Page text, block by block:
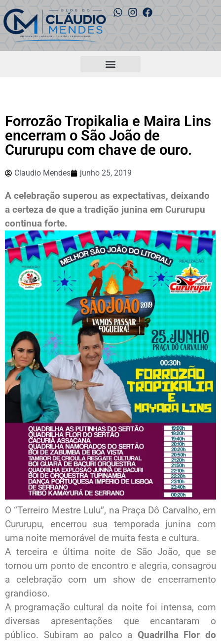
Forrozão Tropikalia e Maira Lins
encerram o São João de
Cururupu com chave de ouro.
Claudio Mendes junho 25, 2019
A celebração superou as expectativas, deixando
a certeza de que a tradição junina em Cururupu
continua forte.
O “Terreiro Mestre Lulu”, na Praça Dô Carvalho, em
Cururupu, encerrou sua temporada junina com
uma noite memorável de muita festa e cultura.
A terceira e última noite de São João, que se
tornou um ponto de encontro e alegria, consagrou
a celebração com um show de encerramento
grandioso.
A programação cultural da noite foi intensa, com
diversas apresentações que encantaram o
público. Subiram ao palco a Quadrilha Flor do